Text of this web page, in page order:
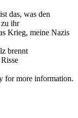
das, was den
zu ihr
Krieg, meine Nazis
brennt
for more information.